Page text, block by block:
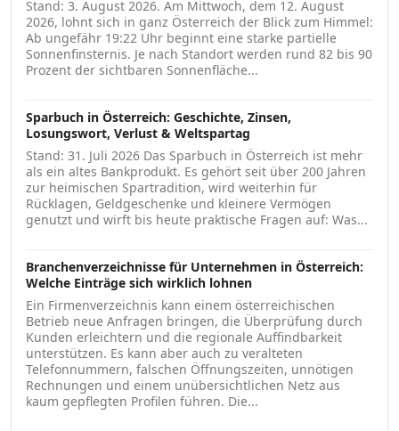
Stand: 3. August 2026. Am Mittwoch, dem 12. August
2026, lohnt sich in ganz Österreich der Blick zum Himmel:
Ab ungefähr 19:22 Uhr beginnt eine starke partielle
Sonnenfinsternis. Je nach Standort werden rund 82 bis 90
Prozent der sichtbaren Sonnenfläche...
Sparbuch in Österreich: Geschichte, Zinsen,
Losungswort, Verlust & Weltspartag
Stand: 31. Juli 2026 Das Sparbuch in Österreich ist mehr
als ein altes Bankprodukt. Es gehört seit über 200 Jahren
zur heimischen Spartradition, wird weiterhin für
Rücklagen, Geldgeschenke und kleinere Vermögen
genutzt und wirft bis heute praktische Fragen auf: Was...
Branchenverzeichnisse für Unternehmen in Österreich:
Welche Einträge sich wirklich lohnen
Ein Firmenverzeichnis kann einem österreichischen
Betrieb neue Anfragen bringen, die Überprüfung durch
Kunden erleichtern und die regionale Auffindbarkeit
unterstützen. Es kann aber auch zu veralteten
Telefonnummern, falschen Öffnungszeiten, unnötigen
Rechnungen und einem unübersichtlichen Netz aus
kaum gepflegten Profilen führen. Die...